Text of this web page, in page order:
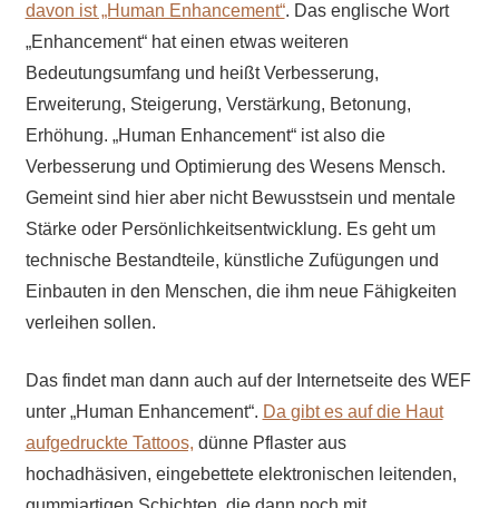
davon ist „Human Enhancement“. Das englische Wort
„Enhancement“ hat einen etwas weiteren
Bedeutungsumfang und heißt Verbesserung,
Erweiterung, Steigerung, Verstärkung, Betonung,
Erhöhung. „Human Enhancement“ ist also die
Verbesserung und Optimierung des Wesens Mensch.
Gemeint sind hier aber nicht Bewusstsein und mentale
Stärke oder Persönlichkeitsentwicklung. Es geht um
technische Bestandteile, künstliche Zufügungen und
Einbauten in den Menschen, die ihm neue Fähigkeiten
verleihen sollen.
Das findet man dann auch auf der Internetseite des WEF
unter „Human Enhancement“. Da gibt es auf die Haut
aufgedruckte Tattoos, dünne Pflaster aus
hochadhäsiven, eingebettete elektronischen leitenden,